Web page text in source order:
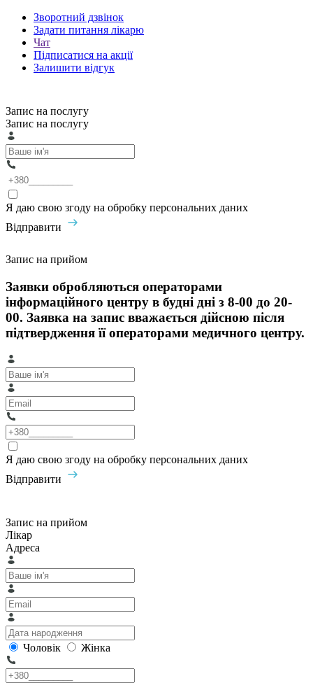
Зворотний дзвінок
Задати питання лікарю
Чат
Підписатися на акції
Залишити відгук
Запис на послугу
Запис на послугу
Я даю свою згоду на обробку персональних даних
Відправити
Запис на прийом
Заявки обробляються операторами
інформаційного центру в будні дні з 8-00 до 20-
00. Заявка на запис вважається дійсною після
підтвердження її операторами медичного центру.
Я даю свою згоду на обробку персональних даних
Відправити
Запис на прийом
Лікар
Адреса
Чоловік Жінка